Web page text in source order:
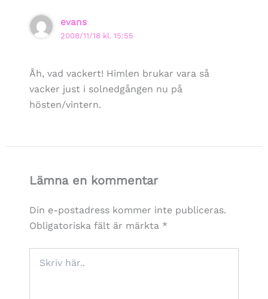
evans
2008/11/18 kl. 15:55
Åh, vad vackert! Himlen brukar vara så
vacker just i solnedgången nu på
hösten/vintern.
Lämna en kommentar
Din e-postadress kommer inte publiceras.
Obligatoriska fält är märkta *
här..